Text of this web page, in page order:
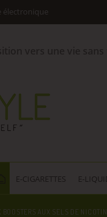
électronique
E-CIGARETTES E-
BOOSTERS AUX SELS DE